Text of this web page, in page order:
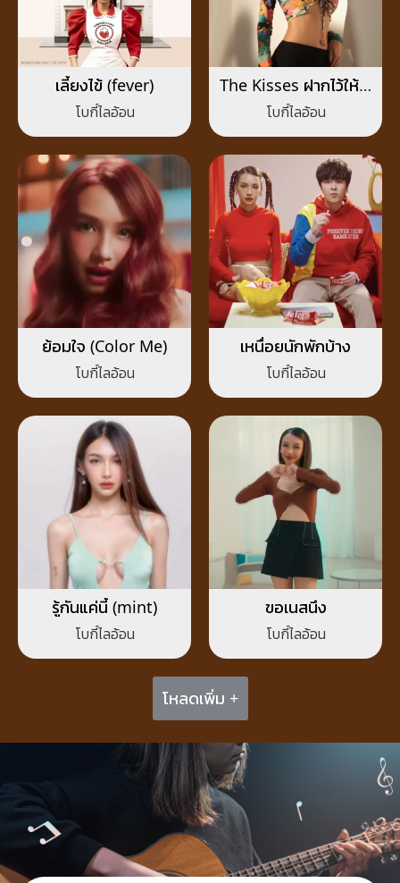
เลี้ยงไข้ (fever)
โบกี้ไลอ้อน
The Kisses ฝากไว้ให้…
คิส
โบกี้ไลอ้อน
ย้อมใจ (Color Me)
โบกี้ไลอ้อน
เหนื่อยนักพักบ้าง
โบกี้ไลอ้อน
รู้กันแค่นี้ (mint)
โบกี้ไลอ้อน
ขอเนสนึง
โบกี้ไลอ้อน
โหลดเพิ่ม +